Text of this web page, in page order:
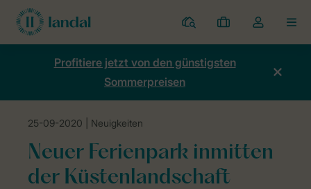
Ferienparks
Meine
Buchungen
Dropdown-
Menü
Kontos
Profitiere jetzt von den günstigsten
Sommerpreisen
Neuigkeiten
25-09-2020 | Neuigkeiten
Neuer Ferienpark inmitten
der Küstenlandschaft